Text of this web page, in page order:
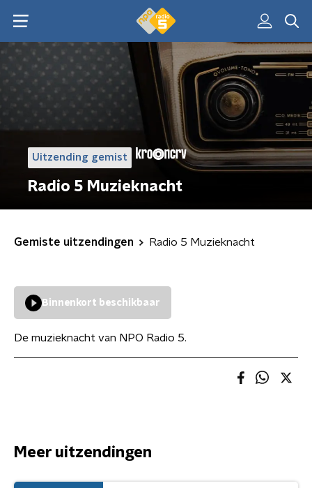
Uitzending gemist
Radio 5 Muzieknacht
Gemiste uitzendingen Radio 5 Muzieknacht
Binnenkort beschikbaar
De muzieknacht van NPO Radio 5.
Meer uitzendingen